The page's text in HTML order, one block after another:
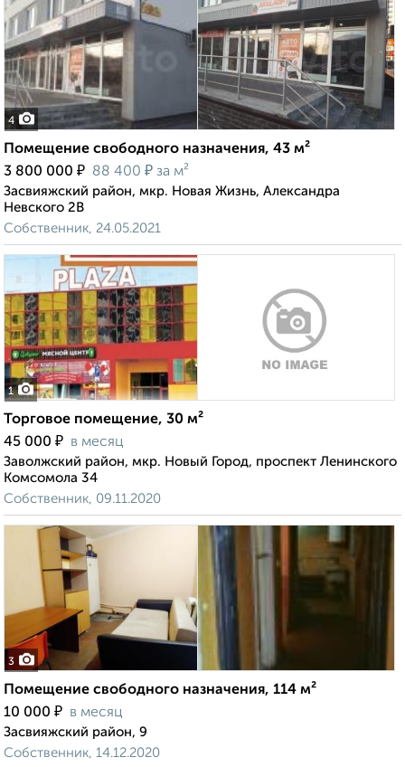
4
Помещение свободного назначения, 43 м²
3 800 000 ₽ 88 400 ₽ за м²
Засвияжский район, мкр. Новая Жизнь, Александра
Невского 2В
Собственник, 24.05.2021
1
Торговое помещение, 30 м²
45 000 ₽ в месяц
Заволжский район, мкр. Новый Город, проспект Ленинского
Комсомола 34
Собственник, 09.11.2020
3
Помещение свободного назначения, 114 м²
10 000 ₽ в месяц
Засвияжский район, 9
Собственник, 14.12.2020